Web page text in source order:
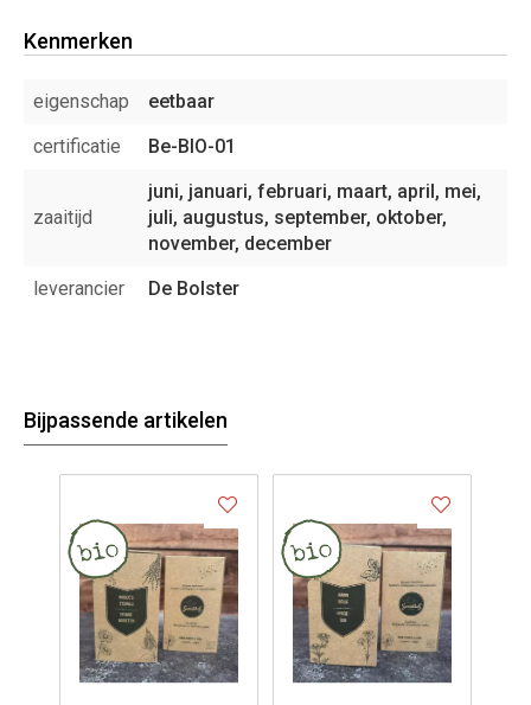
Kenmerken
eigenschap
eetbaar
certificatie
Be-BIO-01
zaaitijd
juni, januari, februari, maart, april, mei,
juli, augustus, september, oktober,
november, december
leverancier
De Bolster
Bijpassende artikelen